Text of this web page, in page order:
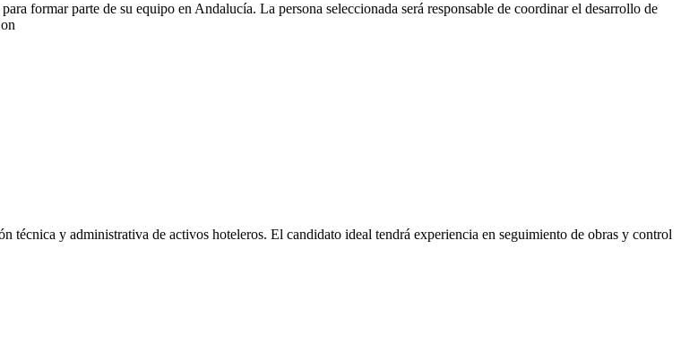
parte de su equipo en Andalucía. La persona seleccionada será responsable de coordinar el desarrollo de
técnica y administrativa de activos hoteleros. El candidato ideal tendrá experiencia en seguimiento de obras y control